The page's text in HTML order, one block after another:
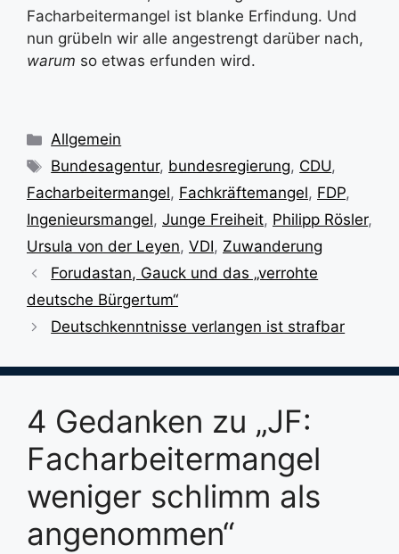
Facharbeitermangel ist blanke Erfindung. Und
nun grübeln wir alle angestrengt darüber nach,
warum so etwas erfunden wird.
Kategorien
Allgemein
Schlagwörter
Bundesagentur, bundesregierung, CDU,
Facharbeitermangel, Fachkräftemangel, FDP,
Ingenieursmangel, Junge Freiheit, Philipp Rösler,
Ursula von der Leyen, VDI, Zuwanderung
Forudastan, Gauck und das „verrohte
deutsche Bürgertum“
Deutschkenntnisse verlangen ist strafbar
4 Gedanken zu „JF:
Facharbeitermangel
weniger schlimm als
angenommen“